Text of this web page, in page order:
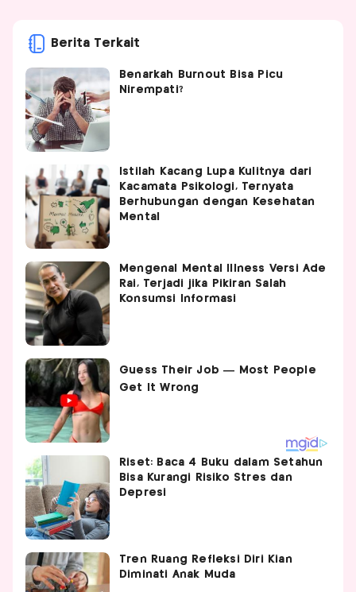
Berita Terkait
Benarkah Burnout Bisa Picu
Nirempati?
Istilah Kacang Lupa Kulitnya dari
Kacamata Psikologi, Ternyata
Berhubungan dengan Kesehatan
Mental
Mengenal Mental Illness Versi Ade
Rai, Terjadi jika Pikiran Salah
Konsumsi Informasi
Riset: Baca 4 Buku dalam Setahun
Bisa Kurangi Risiko Stres dan
Depresi
Tren Ruang Refleksi Diri Kian
Diminati Anak Muda